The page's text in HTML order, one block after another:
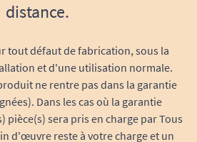
distance.
tout défaut de fabrication, sous la
et d'une utilisation normale.
ne rentre pas dans la garantie
Dans les cas où la garantie
pièce(s) sera pris en charge par Tous
d'œuvre reste à votre charge et un